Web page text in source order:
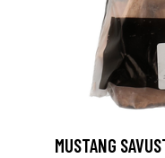
MUSTANG